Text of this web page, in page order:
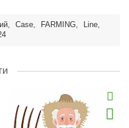
, Case, FARMING, Line,